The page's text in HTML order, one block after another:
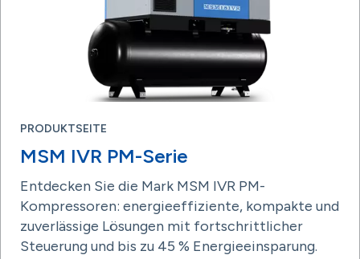
PRODUKTSEITE
MSM IVR PM-Serie
Entdecken Sie die Mark MSM IVR PM-
Kompressoren: energieeffiziente, kompakte und
zuverlässige Lösungen mit fortschrittlicher
Steuerung und bis zu 45 % Energieeinsparung.